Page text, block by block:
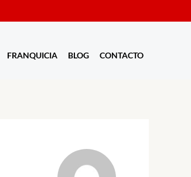
FRANQUICIA BLOG CONTACTO